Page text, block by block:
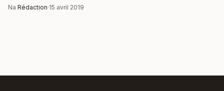
Na Rédaction·15 avril 2019